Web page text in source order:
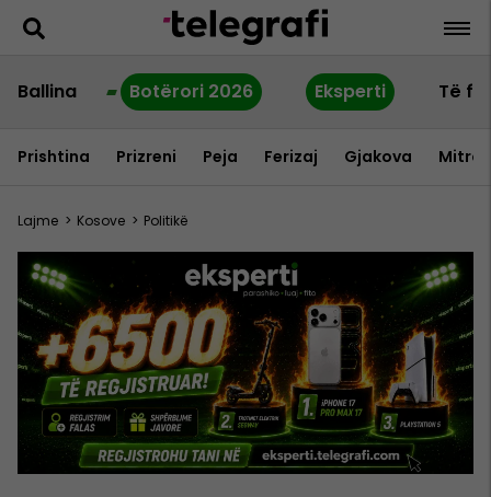
Ballina Botërori 2026 Eksperti Të
Prishtina Prizreni Peja Ferizaj Gjakova
Lajme > Kosove > Politikë